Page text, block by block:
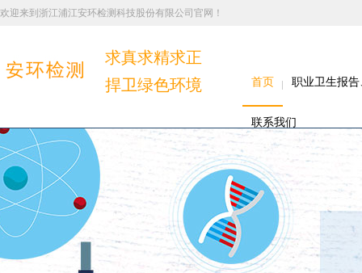
欢迎来到浙江浦江安环检测科技股份有限公司官网！
求真求精求正
捍卫绿色环境
首页 职业卫生报
联系我们